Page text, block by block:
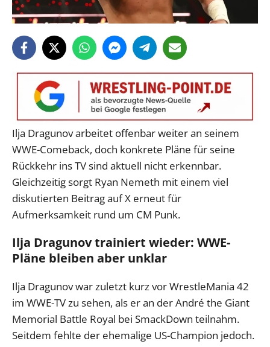
Ilja Dragunov arbeitet offenbar weiter an seinem
WWE-Comeback, doch konkrete Pläne für seine
Rückkehr ins TV sind aktuell nicht erkennbar.
Gleichzeitig sorgt Ryan Nemeth mit einem viel
diskutierten Beitrag auf X erneut für
Aufmerksamkeit rund um CM Punk.
Ilja Dragunov trainiert wieder: WWE-
Pläne bleiben aber unklar
Ilja Dragunov war zuletzt kurz vor WrestleMania 42
im WWE-TV zu sehen, als er an der André the Giant
Memorial Battle Royal bei SmackDown teilnahm.
Seitdem fehlte der ehemalige US-Champion jedoch.